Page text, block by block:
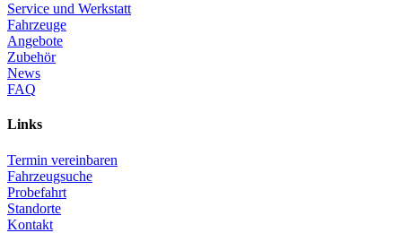
Service und Werkstatt
Fahrzeuge
Angebote
Zubehör
News
FAQ
Links
Termin vereinbaren
Fahrzeugsuche
Probefahrt
Standorte
Kontakt